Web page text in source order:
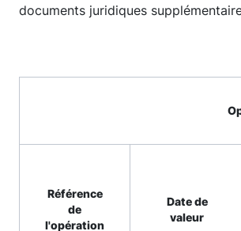
documents juridiques
Référence
de
l'opération
Date de
valeur